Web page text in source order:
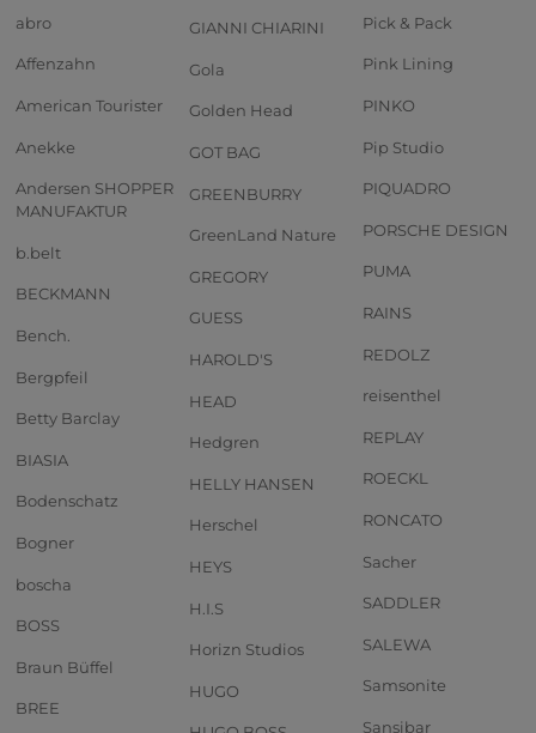
abro
Affenzahn
American Tourister
Anekke
Andersen SHOPPER
MANUFAKTUR
b.belt
BECKMANN
Bench.
Bergpfeil
Betty Barclay
BIASIA
Bodenschatz
Bogner
boscha
BOSS
Braun Büffel
BREE
GIANNI CHIARINI
Gola
Golden Head
GOT BAG
GREENBURRY
GreenLand Nature
GREGORY
GUESS
HAROLD'S
HEAD
Hedgren
HELLY HANSEN
Herschel
HEYS
H.I.S
Horizn Studios
HUGO
Pick & Pack
Pink Lining
PINKO
Pip Studio
PIQUADRO
PORSCHE DESIGN
PUMA
RAINS
REDOLZ
reisenthel
REPLAY
ROECKL
RONCATO
Sacher
SADDLER
SALEWA
Samsonite
Sansibar